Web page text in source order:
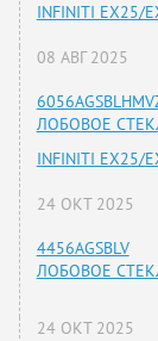
INFINITI EX25/
08 АВГ 2025
ЛОБОВОЕ
INFINITI EX25/
24 ОКТ 2025
4456AGSBLV
ЛОБОВОЕ
24 ОКТ 2025